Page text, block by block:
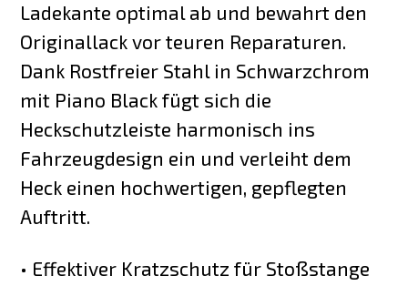
Ladekante optimal ab und bewahrt den
Originallack vor teuren Reparaturen.
Dank Rostfreier Stahl in Schwarzchrom
mit Piano Black fügt sich die
Heckschutzleiste harmonisch ins
Fahrzeugdesign ein und verleiht dem
Heck einen hochwertigen, gepflegten
Auftritt.
• Effektiver Kratzschutz für Stoßstange